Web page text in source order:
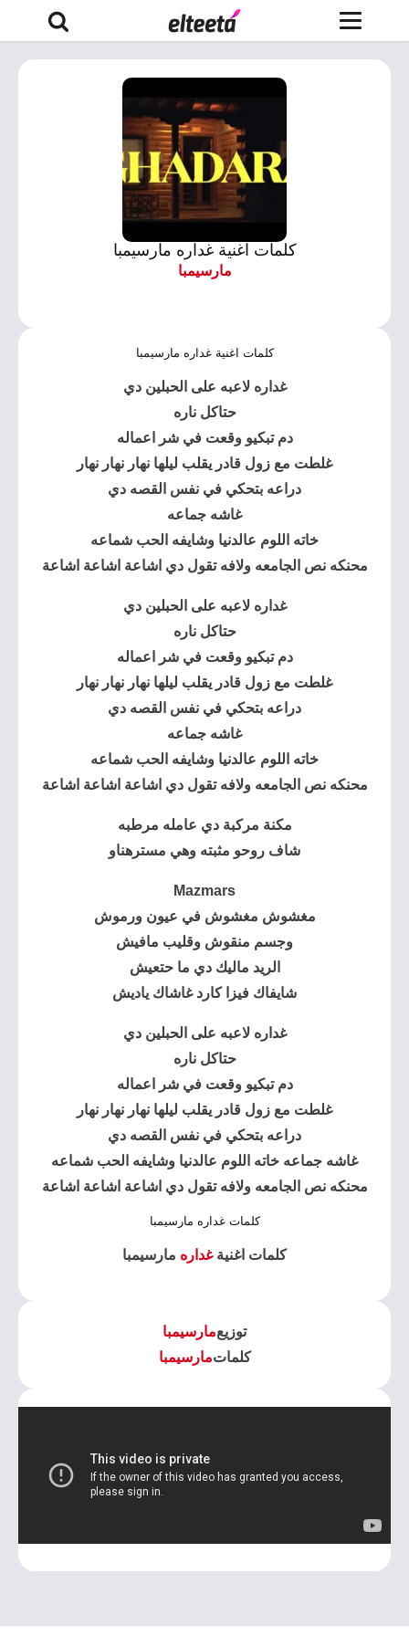
كلمات اغنية غداره مارسيمبا
مارسيمبا
كلمات اغنية غداره مارسيمبا
غداره لاعبه على الحبلين دي
حتاكل ناره
دم تبكيو وقعت في شر اعماله
غلطت مع زول قادر يقلب ليلها نهار نهار نهار
دراعه بتحكي في نفس القصه دي
غاشه جماعه
خاته اللوم عالدنيا وشايفه الحب شماعه
محنكه نص الجامعه ولافه تقول دي اشاعة اشاعة اشاعة
غداره لاعبه على الحبلين دي
حتاكل ناره
دم تبكيو وقعت في شر اعماله
غلطت مع زول قادر يقلب ليلها نهار نهار نهار
دراعه بتحكي في نفس القصه دي
غاشه جماعه
خاته اللوم عالدنيا وشايفه الحب شماعه
محنكه نص الجامعه ولافه تقول دي اشاعة اشاعة اشاعة
مكنة مركبة دي عامله مرطبه
شاف روحو مثبته وهي مسترهناو
Mazmars
مغشوش مغشوش في عيون ورموش
وجسم منقوش وقليب مافيش
الريد ماليك دي ما حتعيش
شايفاك فيزا كارد غاشاك ياديش
غداره لاعبه على الحبلين دي
حتاكل ناره
دم تبكيو وقعت في شر اعماله
غلطت مع زول قادر يقلب ليلها نهار نهار نهار
دراعه بتحكي في نفس القصه دي
غاشه جماعه خاته اللوم عالدنيا وشايفه الحب شماعه
محنكه نص الجامعه ولافه تقول دي اشاعة اشاعة اشاعة
كلمات غداره مارسيمبا
كلمات اغنيةغداره مارسيمبا
توزيعمارسيمبا
كلماتمارسيمبا